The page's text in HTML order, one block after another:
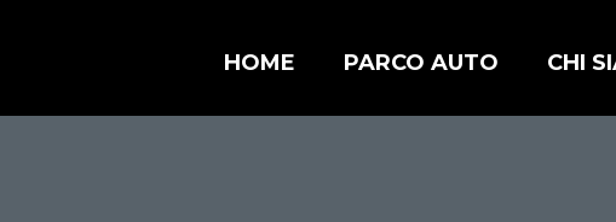
HOME PARCO AUTO CHI